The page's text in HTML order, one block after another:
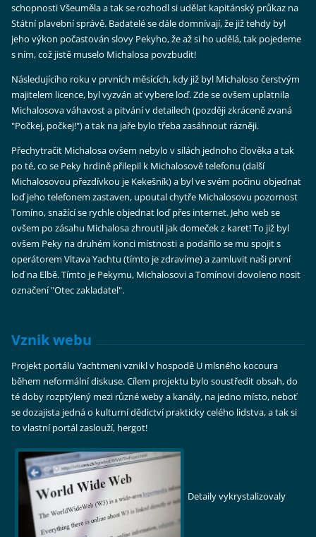
schopnosti Všeuměla a tak se rozhodl si udělat kapitánský průkaz na
Státní plavební správě. Badatelé se dále domnívají, že již tehdy byl
jeho výkon počastován slovy Pekyho, že až si ho udělá, tak pojedeme
s ním, což jistě muselo Michalosa povzbudit!
Následujícího roku v prvních měsících, kdy již byl Michaloso čerstvým
majitelem licence, byl vyzván ať vybere loď. Zde se ovšem uplatnila
Michalosova váhavost a pitvání v detailech (později zkráceně zvaná
"Počkej, počkej!") a tak na jaře bylo třeba zasáhnout rázněji.
Přechytračit Michalosa ovšem nebylo v silách jednoho člověka a tak
po té, co se Peky hrdině přilepil k Michalosově telefonu (další
Michalosovou přezdívkou je Kekešník) a byl ve svém počinu objednat
loď jeho telefonem zastaven, upoutal chytře Michalosovu pozornost
Tomíno, snažící se rychle objednat loď přes internet. Jeho web se
ovšem po zásahu Michalosa zhroutil jak domeček z karet! To již byl
ovšem Peky na druhém konci místnosti a podařilo se mu spojit s
operátorem Vltava Yachtu (tímto je zdravíme) a zamluvit naši první
loď na Elbě. Tímto je Pekymu, Michalosovi a Tomínovi dovoleno nosit
označení "Otec zakladatel".
Vznik webu
Projekt portálu Yachtmeni vznikl v hospodě U mlsného kocoura
během neformální diskuse. Cílem projektu bylo soustředit obsah, do
té doby rozptýlený mezi různé weby a kanály, na jedno místo, neboť
se dozajista jedná o kulturní dědictví prakticky celého lidstva, a tak si
to vlastní portál zaslouží, hergot!
Detaily vykrystalizovaly